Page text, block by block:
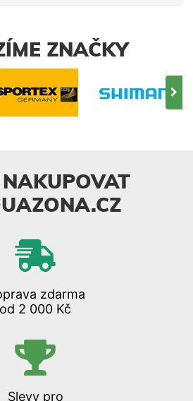
ZNAČKY
NAKUPOVAT
zdarma
od 2 000 Kč
Slevy pro